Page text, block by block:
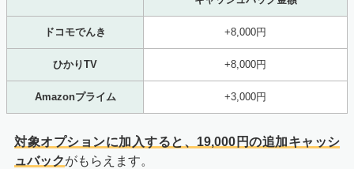
ドコモでんき +8,000円
ひかりTV +8,000円
Amazonプライム +3,000円
対象オプションに加入すると、19,000円の追加キャッシ
ュバックがもらえます。